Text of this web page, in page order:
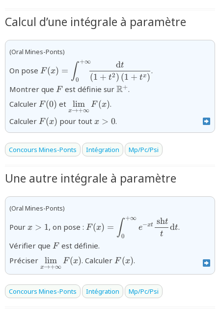
Calcul d’une intégrale à paramètre
(Oral Mines-Ponts)
On pose
{F(x)=\displaystyle\int_{0}^{+\infty}\!\!\!
\dfrac{\text{d}t}
{\left(1+t^{2}\right)\left(1+t^{x}\right)}}
F (x) = ∫0
+∞
(1 + t2 ) (1 + tx)
dt
.
Montrer que {F}
F est définie sur{\mathbb{R}^{+}}
R+.
Calculer {F(0)}
F (0) et
{\displaystyle\lim_{x\rightarrow
+\infty}F(x)}
x→+∞
lim F (x).
Calculer {F(x)}
F (x) pour tout{x\gt0}
x > 0.
Concours Mines-Ponts Intégration Mp/Pc/Psi
Une autre intégrale à paramètre
(Oral Mines-Ponts)
Pour
{x>1}
x > 1, on pose : e^{-x t} \dfrac{\,\text{sh} t}{t}
\mathrm{d} t}
F (x) = ∫0
+∞
e−xt
t
sht
dt.
Vérifier que {F}
F est définie.
Préciser
{\displaystyle\lim_{x\to+\infty}F(x)}
x→+∞
lim F (x). Calculer{F(x)}
F (x).
Concours Mines-Ponts Intégration Mp/Pc/Psi